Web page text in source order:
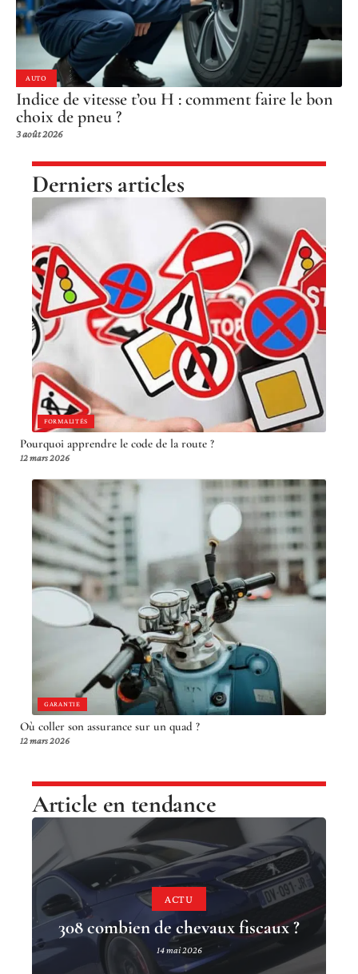
AUTO
Indice de vitesse t’ou H : comment faire le bon
choix de pneu ?
3 août 2026
Derniers articles
FORMALITÉS
Pourquoi apprendre le code de la route ?
12 mars 2026
GARANTIE
Où coller son assurance sur un quad ?
12 mars 2026
Article en tendance
ACTU
308 combien de chevaux fiscaux ?
14 mai 2026